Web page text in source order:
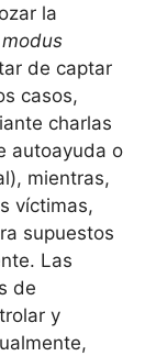
la
modus
de captar
casos,
charlas
autoayuda o
mientras,
víctimas,
supuestos
Las
de
y